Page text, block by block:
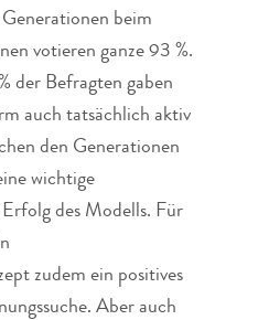
beim
votieren ganze 93 %.
der Befragten gaben
auch tatsächlich aktiv
den Generationen
wichtige
des Modells. Für
zudem ein positives
Aber auch